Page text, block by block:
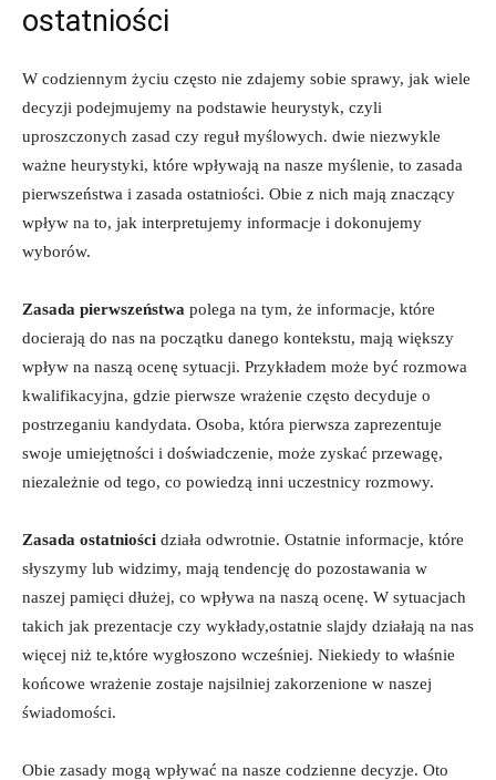
ostatniości
W codziennym życiu często nie zdajemy sobie sprawy, jak wiele
decyzji podejmujemy na podstawie heurystyk, czyli
uproszczonych zasad czy reguł myślowych. dwie niezwykle
ważne heurystyki, które wpływają na nasze myślenie, to zasada
pierwszeństwa i zasada ostatniości. Obie z nich mają znaczący
wpływ na to, jak interpretujemy informacje i dokonujemy
wyborów.
Zasada pierwszeństwa polega na tym, że informacje, które
docierają do nas na początku danego kontekstu, mają większy
wpływ na naszą ocenę sytuacji. Przykładem może być rozmowa
kwalifikacyjna, gdzie pierwsze wrażenie często decyduje o
postrzeganiu kandydata. Osoba, która pierwsza zaprezentuje
swoje umiejętności i doświadczenie, może zyskać przewagę,
niezależnie od tego, co powiedzą inni uczestnicy rozmowy.
Zasada ostatniości działa odwrotnie. Ostatnie informacje, które
słyszymy lub widzimy, mają tendencję do pozostawania w
naszej pamięci dłużej, co wpływa na naszą ocenę. W sytuacjach
takich jak prezentacje czy wykłady,ostatnie slajdy działają na nas
więcej niż te,które wygłoszono wcześniej. Niekiedy to właśnie
końcowe wrażenie zostaje najsilniej zakorzenione w naszej
świadomości.
Obie zasady mogą wpływać na nasze codzienne decyzje. Oto